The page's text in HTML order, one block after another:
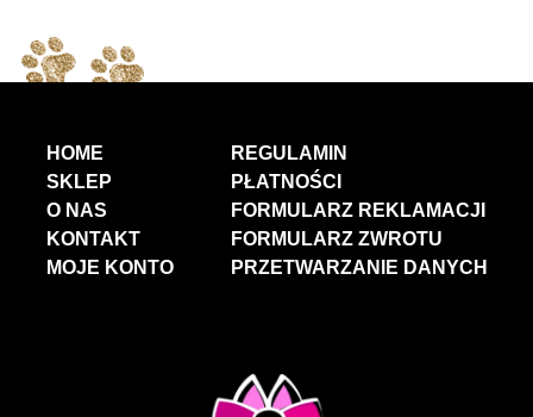
HOME
SKLEP
O NAS
KONTAKT
MOJE KONTO
REGULAMIN
PŁATNOŚCI
FORMULARZ REKLAMACJI
FORMULARZ ZWROTU
PRZETWARZANIE DANYCH